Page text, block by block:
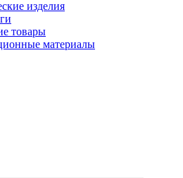
изделия
товары
материалы